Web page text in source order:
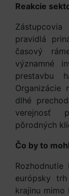
Reakcie
pravidlá
časový
významné
prestavbu
Organizácie
dlhé
verejnosť
pôrodných
Čo by to
európsky
krajinu mimo